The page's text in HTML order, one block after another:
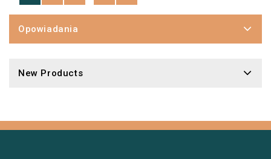
Opowiadania
New Products